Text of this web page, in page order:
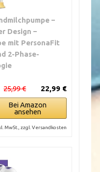
–
Design –
mit PersonaFit
2-Phase-
22,99 €
25,99 €
Bei Amazon
ansehen
MwSt., zzgl. Versandkosten